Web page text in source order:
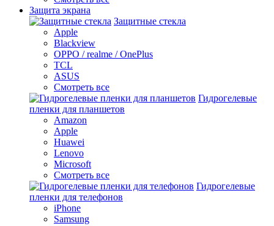
Защита экрана
Защитные стекла
Apple
Blackview
OPPO / realme / OnePlus
TCL
ASUS
Смотреть все
Гидрогелевые
пленки для планшетов
Amazon
Apple
Huawei
Lenovo
Microsoft
Смотреть все
Гидрогелевые
пленки для телефонов
iPhone
Samsung